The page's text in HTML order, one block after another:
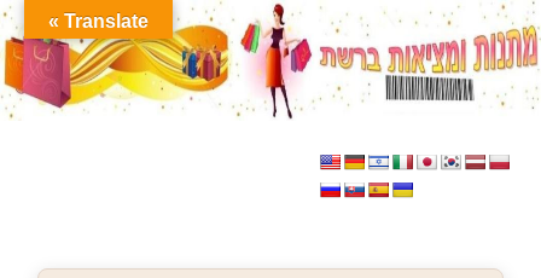
Translate »